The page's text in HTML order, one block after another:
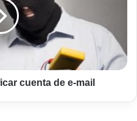
cuenta de e-mail